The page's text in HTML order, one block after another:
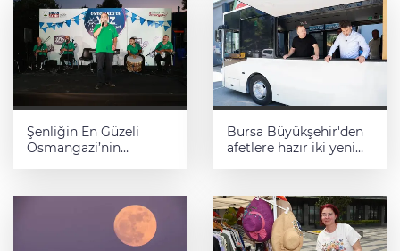
Şenliğin En Güzeli
Osmangazi’nin
Bursa Büyükşehir'den
afetlere hazır iki yeni